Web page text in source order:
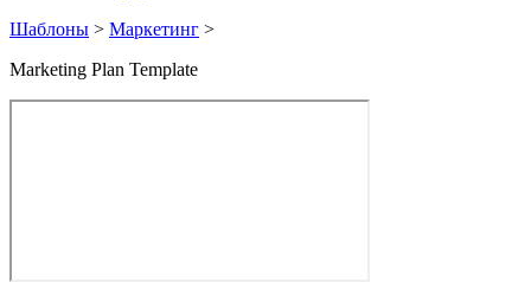
Шаблоны > Маркетинг >
Marketing Plan Template